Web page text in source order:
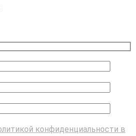
конфиденциальности в